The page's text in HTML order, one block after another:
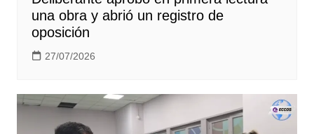
una obra y abrió un registro de
oposición
27/07/2026